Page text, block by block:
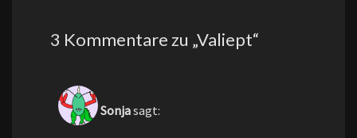
3 Kommentare zu „Valiept“
Sonjasagt: